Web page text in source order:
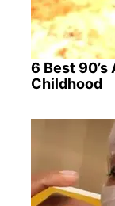
6 Best
Childhood